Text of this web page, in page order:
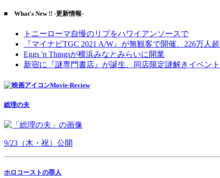
■ What's New !! -更新情報-
トニーローマ自慢のリブをハワイアンソースで
『マイナビTGC 2021 A/W』が無観客で開催、226万人
Eggs 'n Thingsが横浜みなとみらいに開業
新宿に『謎専門書店』が誕生、同店限定謎解きイベン
Movie-Review
総理の夫
9/23（木・祝）公開
ホロコーストの罪人